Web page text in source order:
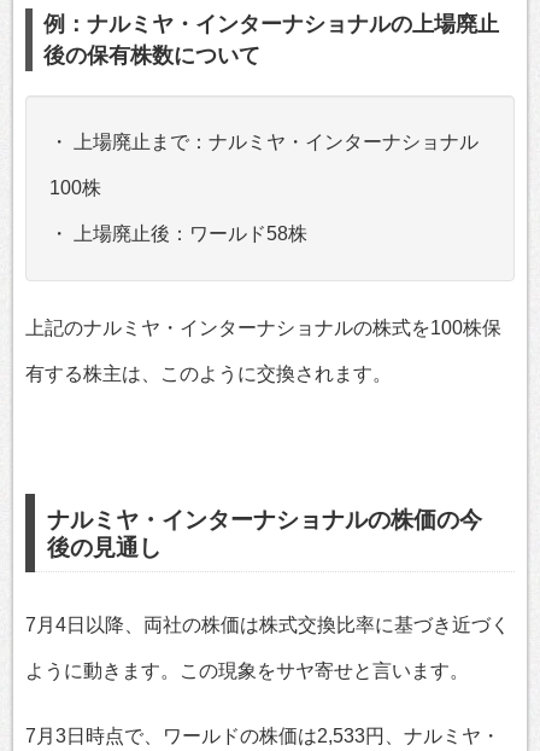
例：ナルミヤ・インターナショナルの上場廃止
後の保有株数について
・ 上場廃止まで：ナルミヤ・インターナショナル
100株
・ 上場廃止後：ワールド58株
上記のナルミヤ・インターナショナルの株式を100株保
有する株主は、このように交換されます。
ナルミヤ・インターナショナルの株価の今
後の見通し
7月4日以降、両社の株価は株式交換比率に基づき近づく
ように動きます。この現象をサヤ寄せと言います。
7月3日時点で、ワールドの株価は2,533円、ナルミヤ・